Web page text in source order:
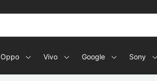
Oppo Vivo Google Sony